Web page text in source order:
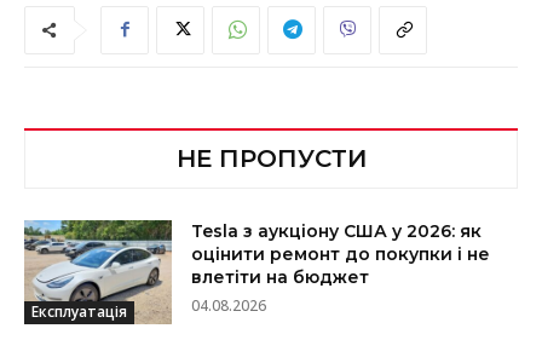
НЕ ПРОПУСТИ
Експлуатація
Tesla з аукціону США у 2026: як
оцінити ремонт до покупки і не
влетіти на бюджет
04.08.2026